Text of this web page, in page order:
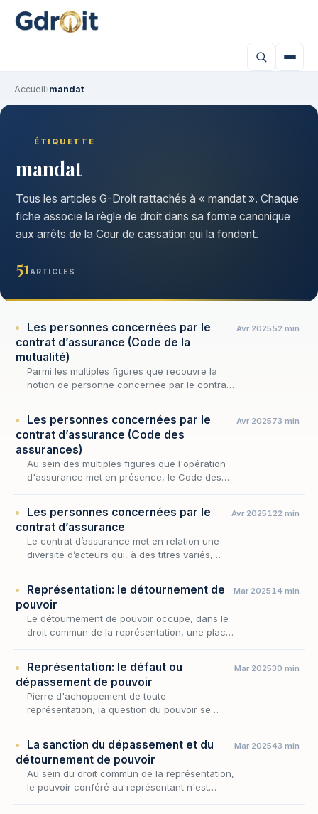
Accueil›mandat
ÉTIQUETTE
mandat
Tous les articles G-Droit rattachés à « mandat ». Chaque
fiche associe la règle de droit dans sa forme canonique
aux arrêts de la Cour de cassation qui la fondent.
51 ARTICLES
Les personnes concernées par le
contrat d’assurance (Code de la
mutualité)
Parmi les multiples figures que recouvre la
notion de personne concernée par le contrat
singuliè…
Avr 202552 min
Les personnes concernées par le
contrat d’assurance (Code des
assurances)
Au sein des multiples figures que l'opération
d'assurance met en présence, le Code des
réduire à l'af…
Avr 202573 min
Les personnes concernées par le
contrat d’assurance
Le contrat d’assurance met en relation une
diversité d’acteurs qui, à des titres variés,
l’…
Avr 2025122 min
Représentation: le détournement de
pouvoir
Le détournement de pouvoir occupe, dans le
droit commun de la représentation, une place
Mar 202514 min
Représentation: le défaut ou
dépassement de pouvoir
Pierre d'achoppement de toute
représentation, la question du pouvoir se
représentant n…
Mar 202530 min
La sanction du dépassement et du
détournement de pouvoir
Au sein du droit commun de la représentation,
le pouvoir conféré au représentant n'est
Mar 202543 min